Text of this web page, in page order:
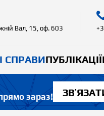
Вал, 15, оф. 603
СПРАВИПУБЛІКАЦІЇ
зараз!